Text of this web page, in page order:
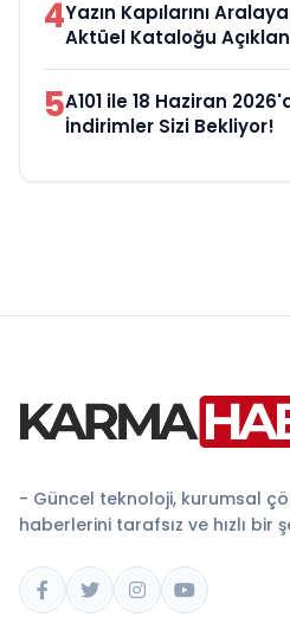
4Yazın Kapılarını
Aktüel Kataloğu
5A101 ile 18 Haziran
İndirimler Sizi Bekliyor!
- Güncel teknoloji, kurumsal
haberlerini tarafsız ve hızlı bir